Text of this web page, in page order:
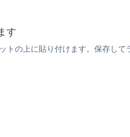
す
の上に貼り付けます。保存して